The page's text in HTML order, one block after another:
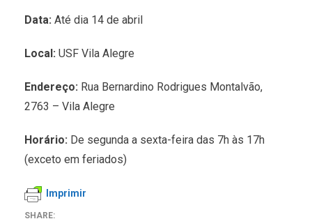
Data: Até dia 14 de abril
Local: USF Vila Alegre
Endereço: Rua Bernardino Rodrigues Montalvão,
2763 – Vila Alegre
Horário: De segunda a sexta-feira das 7h às 17h
(exceto em feriados)
Imprimir